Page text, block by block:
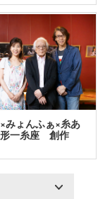
みょんふぁ×糸あ
一糸座 創作